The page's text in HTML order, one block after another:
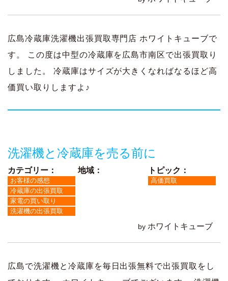
広島冷蔵庫洗濯機出張買取専門店 ホワイトキューブで
す。 この度は中型の冷蔵庫を広島市南区で出張買取り
しました。 冷蔵庫はサイズが大きくなればなるほど高
価買い取りしますよ♪
洗濯機と冷蔵庫を売る前に
カテゴリー：
お客様の感想
冷蔵庫の出張買取
家電の買い取り
洗濯機の出張買取
地域： トピック：
高価買取
by ホワイトキューブ
広島で洗濯機と冷蔵庫を毎日出張無料で出張買取をし